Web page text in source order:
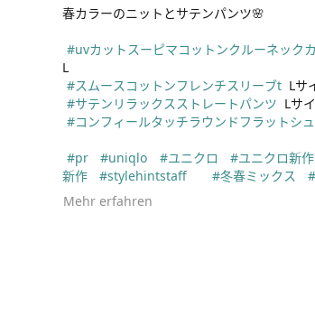
春カラーのニットとサテンパンツ🌸
#uvカットスーピマコットンクルーネック
#スムースコットンフレンチスリーブt
#サテンリラックスストレートパンツ
#コンフィールタッチラウンドフラットシ
#pr #uniqlo #ユニクロ #ユニクロ新作
新作
#stylehintstaff #冬春ミックス
ロ
#春コーデ
カラー
#きれいめコーデ
Mehr erfahren